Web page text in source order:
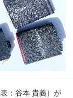
：谷本 貴義）が